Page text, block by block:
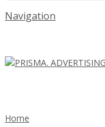
Navigation
Home